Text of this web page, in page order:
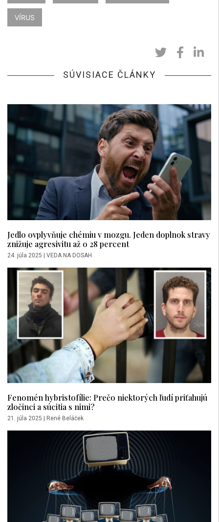
VÍRUS
SÚVISIACE ČLÁNKY
Jedlo ovplyvňuje chémiu v mozgu. Jeden doplnok stravy
znižuje agresivitu až o 28 percent
24. júla 2025 | VEDA NA DOSAH
Fenomén hybristofílie: Prečo niektorých ľudí priťahujú
zločinci a súcitia s nimi?
21. júla 2025 René Beláček